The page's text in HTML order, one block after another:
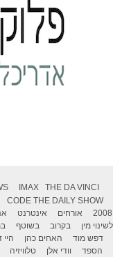
IMAX
THE DA VINCI
CODE THE DAILY SHOW
2008
אורחים אינטרנט
לשינוי מין
בקרוב בשוטף
דפש מוד
האחים כהן היי
הספד
וודי אלן טלוויזיה